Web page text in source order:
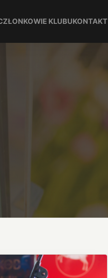
KLUBUKONTAKT